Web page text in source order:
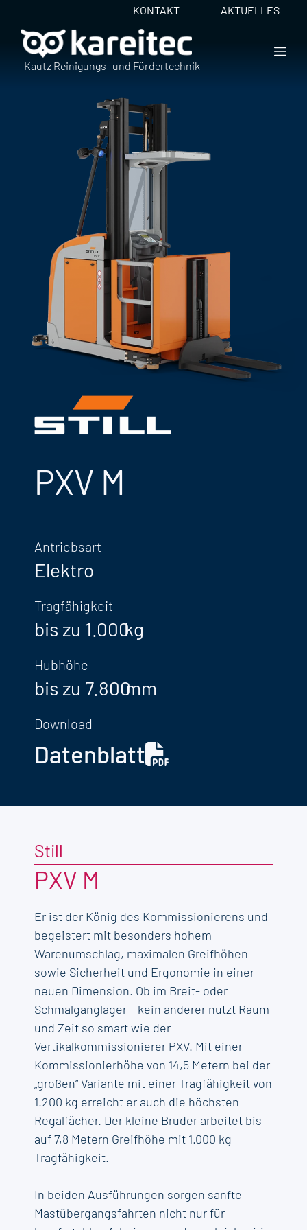
Inhalt
springen
KONTAKT AKTUELLES
Kautz Reinigungs- und Fördertechnik
PXV M
Antriebsart
Elektro
Tragfähigkeit
bis zu 1.000
Hubhöhe
bis zu 7.800
Download
Datenblatt
Still
PXV M
Er ist der König des Kommissionierens und
begeistert mit besonders hohem
Warenumschlag, maximalen Greifhöhen
sowie Sicherheit und Ergonomie in einer
neuen Dimension. Ob im Breit- oder
Schmalganglager – kein anderer nutzt Raum
und Zeit so smart wie der
Vertikalkommissionierer PXV. Mit einer
Kommissionierhöhe von 14,5 Metern bei der
„großen“ Variante mit einer Tragfähigkeit von
1.200 kg erreicht er auch die höchsten
Regalfächer. Der kleine Bruder arbeitet bis
auf 7,8 Metern Greifhöhe mit 1.000 kg
Tragfähigkeit.
In beiden Ausführungen sorgen sanfte
Mastübergangsfahrten nicht nur für